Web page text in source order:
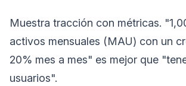
Muestra tracción con métricas.
activos mensuales (MAU) con un
20% mes a mes" es mejor que
usuarios".